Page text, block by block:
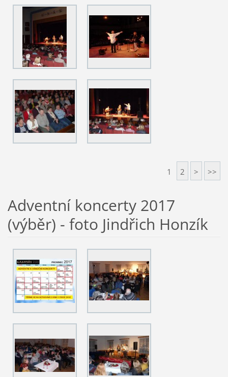
1 2 > >>
Adventní koncerty 2017
(výběr) - foto Jindřich Honzík